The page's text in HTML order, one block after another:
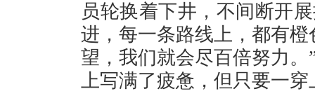
员轮换着下井，不间断开
进，每一条路线上，都有
望，我们就会尽百倍努力
上写满了疲惫，但只要一